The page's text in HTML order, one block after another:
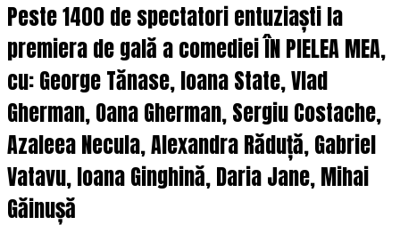
Peste 1400 de spectatori entuziaști la
premiera de gală a comediei ÎN PIELEA MEA,
cu: George Tănase, Ioana State, Vlad
Gherman, Oana Gherman, Sergiu Costache,
Azaleea Necula, Alexandra Răduță, Gabriel
Vatavu, Ioana Ginghină, Daria Jane, Mihai
Găinușă